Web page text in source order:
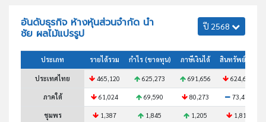
อันดับธุรกิจ ห้างหุ้นส่วนจำกัด นำ
ชัย ผลไม้แปรรูป
ปี 2568
ประเภท รายได้รวม กำไร (ขาดทุน) ภาษีเงินได้ สินทรัพย์รวม
ประเทศไทย 465,120 625,273 691,656 624,608
ภาคใต้ 61,024 69,590 80,273 73,479
ชุมพร 1,387 1,845 1,205 1,815